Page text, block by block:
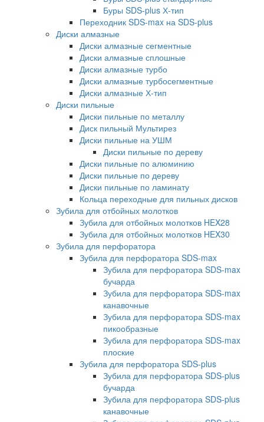
Буры SDS-plus Х-тип
Переходник SDS-max на SDS-plus
Диски алмазные
Диски алмазные сегментные
Диски алмазные сплошные
Диски алмазные турбо
Диски алмазные турбосегментные
Диски алмазные Х-тип
Диски пильные
Диски пильные по металлу
Диск пильный Мультирез
Диски пильные на УШМ
Диски пильные по дереву
Диски пильные по алюминию
Диски пильные по дереву
Диски пильные по ламинату
Кольца переходные для пильных дисков
Зубила для отбойных молотков
Зубила для отбойных молотков HEX28
Зубила для отбойных молотков HEX30
Зубила для перфоратора
Зубила для перфоратора SDS-max
Зубила для перфоратора SDS-max
бучарда
Зубила для перфоратора SDS-max
канавочные
Зубила для перфоратора SDS-max
пикообразные
Зубила для перфоратора SDS-max
плоские
Зубила для перфоратора SDS-plus
Зубила для перфоратора SDS-plus
бучарда
Зубила для перфоратора SDS-plus
канавочные